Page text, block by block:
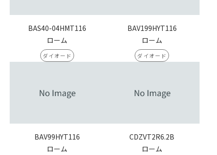
BAS40-04HMT116
ローム
ダイオード
BAV199HYT116
ローム
ダイオード
BAV99HYT116
ローム
CDZVT2R6.2B
ローム